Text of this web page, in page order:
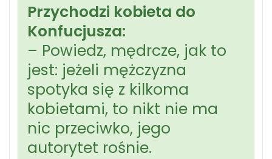
Przychodzi kobieta do
Konfucjusza:
– Powiedz, mędrcze, jak to
jest: jeżeli mężczyzna
spotyka się z kilkoma
kobietami, to nikt nie ma
nic przeciwko, jego
autorytet rośnie.